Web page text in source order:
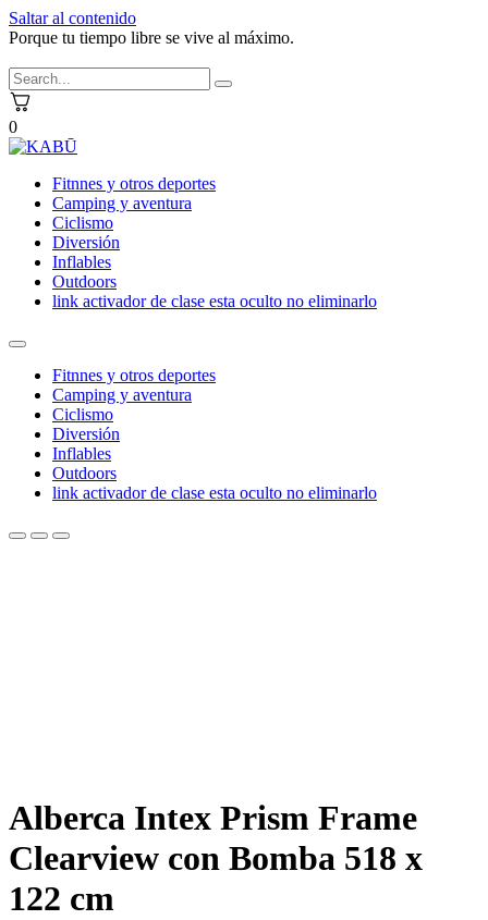
Saltar al contenido
Porque tu tiempo libre se vive al máximo.
0
Fitnnes y otros deportes
Camping y aventura
Ciclismo
Diversión
Inflables
Outdoors
link activador de clase esta oculto no eliminarlo
Fitnnes y otros deportes
Camping y aventura
Ciclismo
Diversión
Inflables
Outdoors
link activador de clase esta oculto no eliminarlo
Alberca Intex Prism Frame
Clearview con Bomba 518 x
122 cm